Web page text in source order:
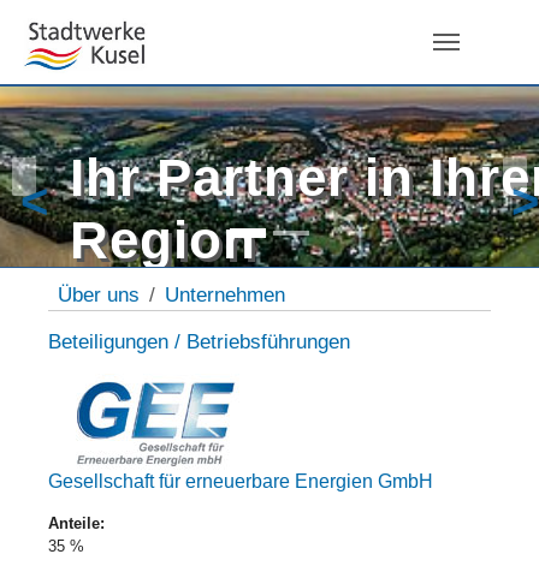
Ihr Partner in
Region
Zurück
Über uns Unternehmen
Beteiligungen / Betriebsführungen
Gesellschaft für erneuerbare Energien GmbH
Anteile:
35 %